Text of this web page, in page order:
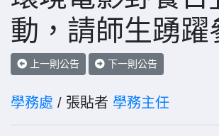
動，請師生踴躍
上一則公告 下一則公告
學務處 / 張貼者 學務主任